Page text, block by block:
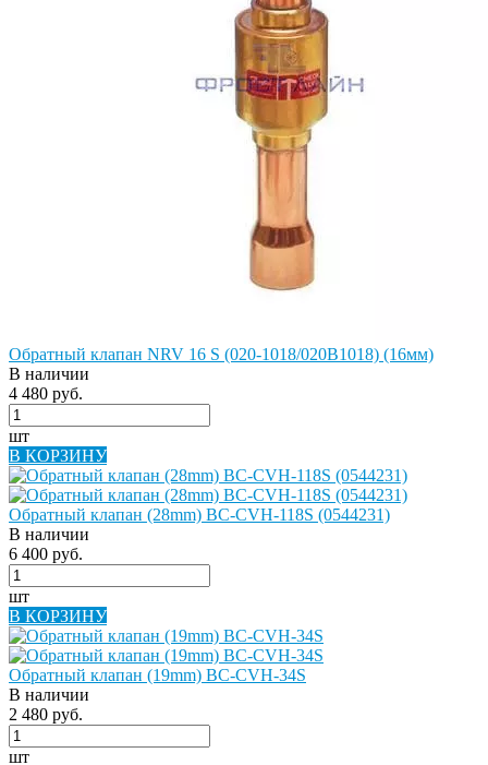
Обратный клапан NRV 16 S (020-1018/020B1018) (16мм)
В наличии
4 480 руб.
шт
В КОРЗИНУ
Обратный клапан (28mm) BC-CVH-118S (0544231)
В наличии
6 400 руб.
шт
В КОРЗИНУ
Обратный клапан (19mm) BC-CVH-34S
В наличии
2 480 руб.
шт